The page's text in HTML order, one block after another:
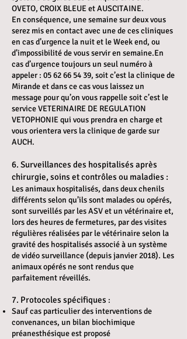
OVETO, CROIX BLEUE et AUSCITAINE.
En conséquence, une semaine sur deux vous
serez mis en contact avec une de ces cliniques
en cas d’urgence la nuit et le Week end, ou
d’impossibilité de vous servir en semaine.En
cas d’urgence toujours un seul numéro à
appeler : 05 62 66 54 39, soit c’est la clinique de
Mirande et dans ce cas vous laissez un
message pour qu’on vous rappelle soit c’est le
service VETERINAIRE DE REGULATION
VETOPHONIE qui vous prendra en charge et
vous orientera vers la clinique de garde sur
AUCH.
6. Surveillances des hospitalisés après
chirurgie, soins et contrôles ou maladies :
Les animaux hospitalisés, dans deux chenils
différents selon qu’ils sont malades ou opérés,
sont surveillés par les ASV et un vétérinaire et,
lors des heures de fermetures, par des visites
régulières réalisées par le vétérinaire selon la
gravité des hospitalisés associé à un système
de vidéo surveillance (depuis janvier 2018). Les
animaux opérés ne sont rendus que
parfaitement réveillés.
7. Protocoles spécifiques :
Sauf cas particulier des interventions de
convenances, un bilan biochimique
préanesthésique est proposé